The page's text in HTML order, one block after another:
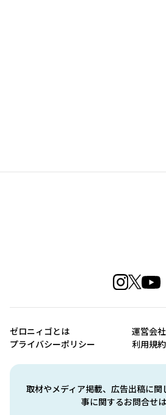
取材やメディア掲載、広告出稿に関
事に関するお問合せ
ゼロニィゴとは
運営会社
プライバシーポリシー
利用規約